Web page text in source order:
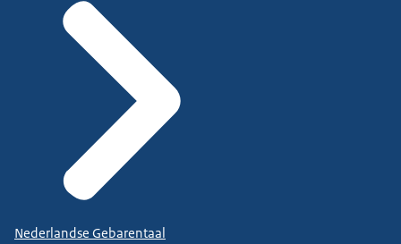
Nederlandse Gebarentaal